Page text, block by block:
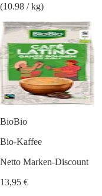
(10.98 / kg)
BioBio
Bio-Kaffee
Netto Marken-Discount
13,95 €